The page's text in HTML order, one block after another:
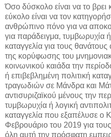
Όσο δύσκολο είναι να το βρει
εύκολο είναι να τον
ανθρώπινο πόνο για να
για παράδειγμα, τυμβωρυχία
καταγγελία για τους
της κορύφωσης του
κοινωνικού καιάδα την
ή επιβεβλημένη πολιτική
τραγωδιών σε Μάνδρα και
αντισυριζαϊκού μένους την
τυμβωρυχία ή λογική
καταγγελία που εξαπέλυσε ο
Φεβρουάριο του 2019 για
όλη αυτή την πρόσφατη